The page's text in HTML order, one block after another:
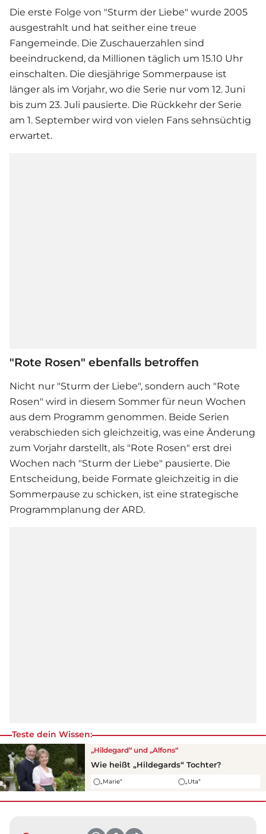
Die erste Folge von "Sturm der Liebe" wurde 2005
ausgestrahlt und hat seither eine treue
Fangemeinde. Die Zuschauerzahlen sind
beeindruckend, da Millionen täglich um 15.10 Uhr
einschalten. Die diesjährige Sommerpause ist
länger als im Vorjahr, wo die Serie nur vom 12. Juni
bis zum 23. Juli pausierte. Die Rückkehr der Serie
am 1. September wird von vielen Fans sehnsüchtig
erwartet.
"Rote Rosen" ebenfalls betroffen
Nicht nur "Sturm der Liebe", sondern auch "Rote
Rosen" wird in diesem Sommer für neun Wochen
aus dem Programm genommen. Beide Serien
verabschieden sich gleichzeitig, was eine Änderung
zum Vorjahr darstellt, als "Rote Rosen" erst drei
Wochen nach "Sturm der Liebe" pausierte. Die
Entscheidung, beide Formate gleichzeitig in die
Sommerpause zu schicken, ist eine strategische
Programmplanung der ARD.
Teste dein Wissen:
„Hildegard“ und „Alfons“
Wie heißt „Hildegards“ Tochter?
„Marie“ „Uta“